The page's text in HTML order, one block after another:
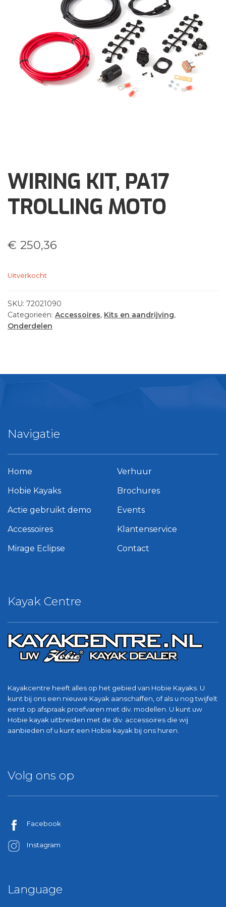
Events
Klantenservice
Contact
WIRING KIT, PA17
TROLLING MOTO
€ 250,36
Uitverkocht
SKU: 72021090
Categorieën: Accessoires, Kits en aandrijving,
Onderdelen
Kayak Centre
Kayakcentre heeft alles op het gebied van Hobie Kayaks. U
kunt bij ons een nieuwe Kayak aanschaffen, of als u nog twijfelt
eerst op afspraak proefvaren met div. modellen. U kunt uw
Hobie kayak uitbreiden met de div. accessoires die wij
aanbieden of u kunt een Hobie kayak bij ons huren.
Navigatie
Home
Hobie Kayaks
Actie gebruikt demo
Accessoires
Mirage Eclipse
Verhuur
Brochures
Events
Klantenservice
Contact
Volg ons op
Facebook
Instagram
Language